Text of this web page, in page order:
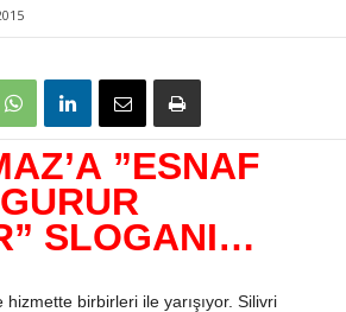
”ESNAF
SLOGANI…
hizmette birbirleri ile yarışıyor. Silivri